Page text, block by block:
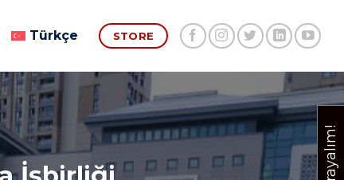
Türkçe STORE